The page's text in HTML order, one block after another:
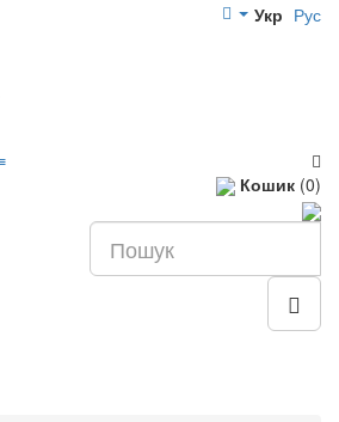
Укр Рус
Кошик (0)